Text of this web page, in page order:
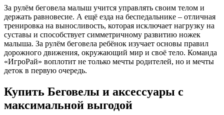
За рулём беговела малыш учится управлять своим телом и
держать равновесие. А ещё езда на беспедальнике – отличная
тренировка на выносливость, которая исключает нагрузку на
суставы и способствует симметричному развитию ножек
малыша. За рулём беговела ребёнок изучает основы правил
дорожного движения, окружающий мир и своё тело. Команда
«ИгроРай» воплотит не только мечты родителей, но и мечты
деток в первую очередь.
Купить Беговелы и аксессуары с
максимальной выгодой